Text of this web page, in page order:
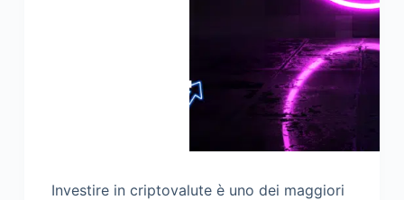
Investire in criptovalute è uno dei maggiori